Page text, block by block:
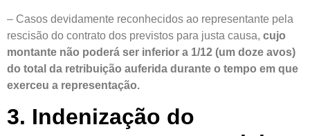
– Casos devidamente reconhecidos ao representante pela
rescisão do contrato dos previstos para justa causa, cujo
montante não poderá ser inferior a 1/12 (um doze avos)
do total da retribuição auferida durante o tempo em que
exerceu a representação.
3. Indenização do